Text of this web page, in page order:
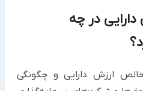
در چه
ارزش دارایی و چگونگی